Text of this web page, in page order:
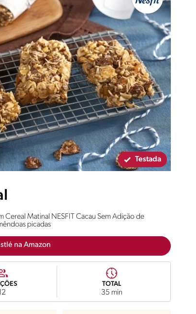
Testada
Cereal Matinal NESFIT Cacau Sem Adição de
picadas
na Amazon
12
TOTAL
35 min